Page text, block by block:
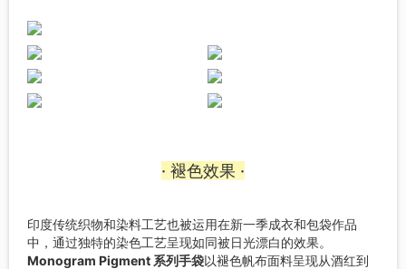
· 褪色效果 ·
印度传统织物和染料工艺也被运用在新一季成衣和包袋作品
中，通过独特的染色工艺呈现如同被日光漂白的效果。
Monogram Pigment 系列手袋以褪色帆布面料呈现从酒红到